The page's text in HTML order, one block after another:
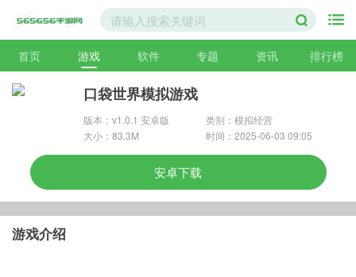
首页 游戏 软件 专题 资讯 排行榜
口袋世界模拟游戏
版本：v1.0.1 安卓版
类别：模拟经营
大小：83.3M
时间：2025-06-03 09:05
安卓下载
游戏介绍